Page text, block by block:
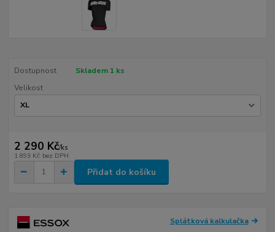
Dostupnost
Skladem 1 ks
Velikost
2 290 Kč/ks
1 893 Kč bez DPH
Přidat do košíku
Splátková kalkulačka